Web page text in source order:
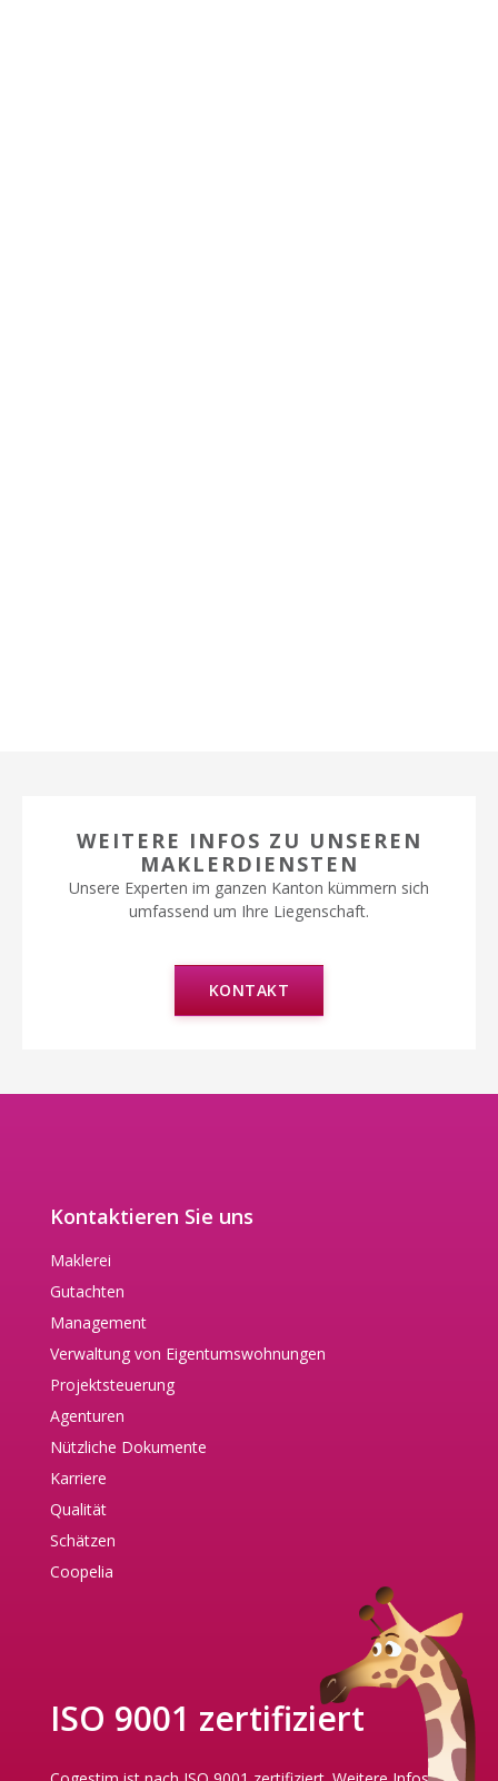
WEITERE INFOS ZU UNSEREN
MAKLERDIENSTEN
Unsere Experten im ganzen Kanton kümmern sich
umfassend um Ihre Liegenschaft.
KONTAKT
Kontaktieren Sie uns
Maklerei
Gutachten
Management
Verwaltung von Eigentumswohnungen
Projektsteuerung
Agenturen
Nützliche Dokumente
Karriere
Qualität
Schätzen
Coopelia
ISO 9001 zertifiziert